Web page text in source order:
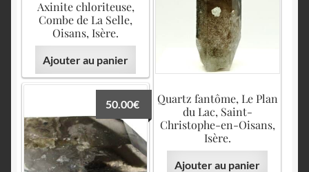
Axinite chloriteuse,
Combe de La Selle,
Oisans, Isère.
Ajouter au panier
Quartz fantôme, Le Plan
du Lac, Saint-
Christophe-en-Oisans,
Isère.
Ajouter au panier
50.00€